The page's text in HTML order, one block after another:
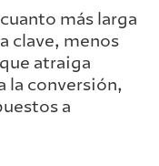
más larga
clave, menos
atraiga
la conversión,
a